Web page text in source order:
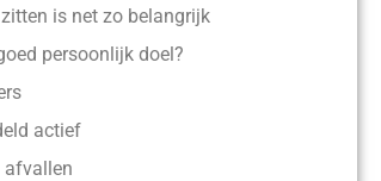
is net zo belangrijk
persoonlijk doel?
actief